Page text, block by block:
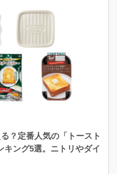
？定番人気の「トースト
キング5選。ニトリやダイ